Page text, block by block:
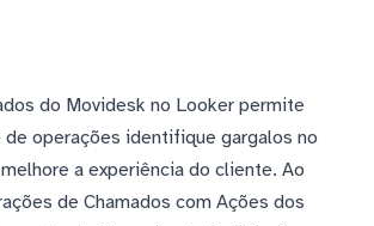
do Movidesk no Looker permite
de operações identifique gargalos no
a experiência do cliente. Ao
de Chamados com Ações dos